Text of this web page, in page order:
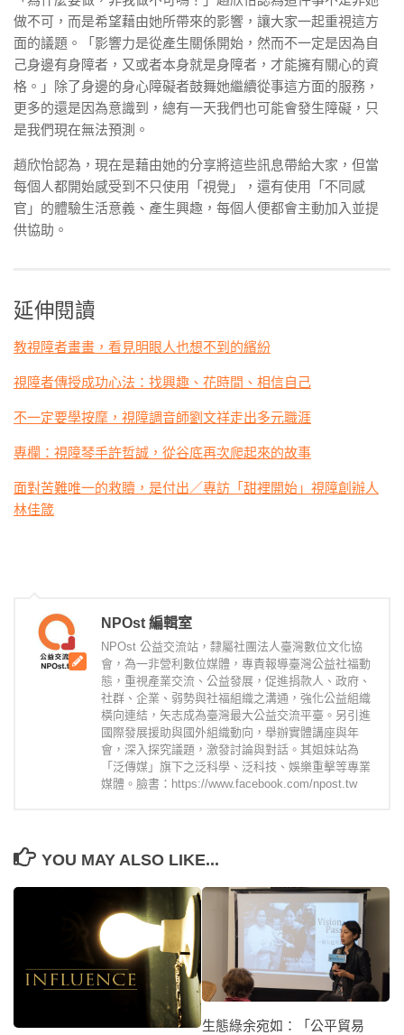
做不可，而是希望藉由她所帶來的影響，讓大家一起重視這方
面的議題。「影響力是從產生關係開始，然而不一定是因為自
己身邊有身障者，又或者本身就是身障者，才能擁有關心的資
格。」除了身邊的身心障礙者鼓舞她繼續從事這方面的服務，
更多的還是因為意識到，總有一天我們也可能會發生障礙，只
是我們現在無法預測。
趙欣怡認為，現在是藉由她的分享將這些訊息帶給大家，但當
每個人都開始感受到不只使用「視覺」，還有使用「不同感
官」的體驗生活意義、產生興趣，每個人便都會主動加入並提
供協助。
延伸閱讀
教視障者畫畫，看見明眼人也想不到的繽紛
視障者傳授成功心法：找興趣、花時間、相信自己
不一定要學按摩，視障調音師劉文祥走出多元職涯
專欄：視障琴手許哲誠，從谷底再次爬起來的故事
面對苦難唯一的救贖，是付出／專訪「甜裡開始」視障創辦人
林佳箴
NPOst 編輯室
NPOst 公益交流站，隸屬社團法人臺灣數位文化協
會，為一非營利數位媒體，專責報導臺灣公益社福動
態，重視產業交流、公益發展，促進捐款人、政府、
社群、企業、弱勢與社福組織之溝通，強化公益組織
橫向連結，矢志成為臺灣最大公益交流平臺。另引進
國際發展援助與國外組織動向，舉辦實體講座與年
會，深入探究議題，激發討論與對話。其姐妹站為
「泛傳媒」旗下之泛科學、泛科技、娛樂重擊等專業
媒體。臉書：https://www.facebook.com/npost.tw
YOU MAY ALSO LIKE...
生態綠余宛如：「公平貿易